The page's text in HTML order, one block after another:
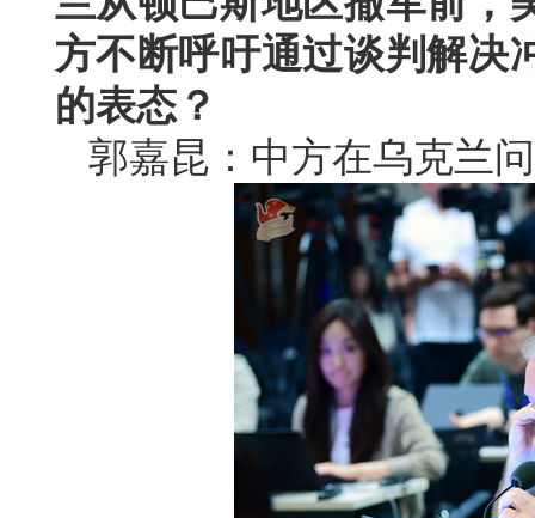
方不断呼吁通过谈判解决
的表态？
郭嘉昆：中方在乌克兰